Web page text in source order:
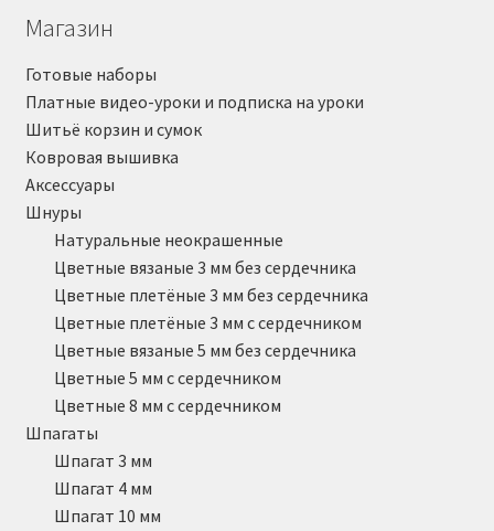
Магазин
Готовые наборы
Платные видео-уроки и подписка на уроки
Шитьё корзин и сумок
Ковровая вышивка
Аксессуары
Шнуры
Натуральные неокрашенные
Цветные вязаные 3 мм без сердечника
Цветные плетёные 3 мм без сердечника
Цветные плетёные 3 мм с сердечником
Цветные вязаные 5 мм без сердечника
Цветные 5 мм с сердечником
Цветные 8 мм с сердечником
Шпагаты
Шпагат 3 мм
Шпагат 4 мм
Шпагат 10 мм